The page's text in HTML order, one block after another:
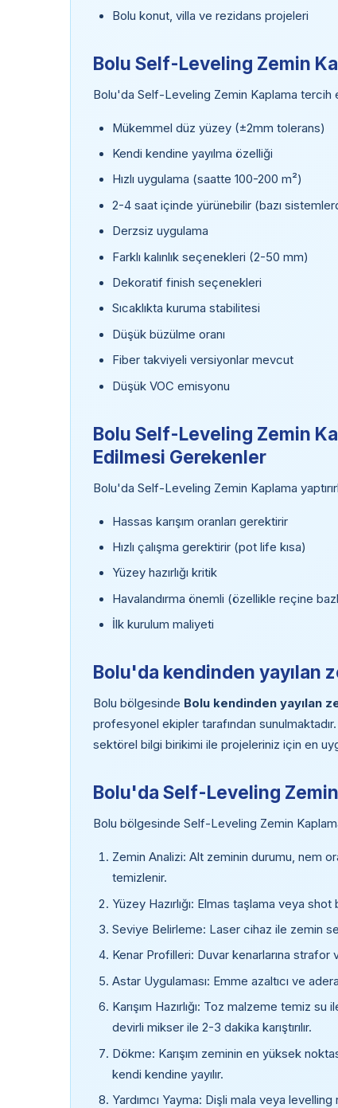
Bolu konut, villa ve rezidans projeleri
Bolu Self-Leveling Zemin
Bolu'da Self-Leveling Zemin Kaplama tercih
Mükemmel düz yüzey (±2mm tolerans)
Kendi kendine yayılma özelliği
Hızlı uygulama (saatte 100-200 m²)
2-4 saat içinde yürünebilir (bazı
Derzsiz uygulama
Farklı kalınlık seçenekleri (2-50 mm)
Dekoratif finish seçenekleri
Sıcaklıkta kuruma stabilitesi
Düşük büzülme oranı
Fiber takviyeli versiyonlar mevcut
Düşük VOC emisyonu
Bolu Self-Leveling Zemin
Edilmesi Gerekenler
Bolu'da Self-Leveling Zemin Kaplama
Hassas karışım oranları gerektirir
Hızlı çalışma gerektirir (pot life kısa)
Yüzey hazırlığı kritik
Havalandırma önemli (özellikle reçine
İlk kurulum maliyeti
Bolu'da kendinden yayılan
Bolu bölgesinde Bolu kendinden yayılan
profesyonel ekipler tarafından
sektörel bilgi birikimi ile projeleriniz için en
Bolu'da Self-Leveling
Bolu bölgesinde Self-Leveling Zemin
Zemin Analizi: Alt zeminin durumu, nem
temizlenir.
Yüzey Hazırlığı: Elmas taşlama veya
Seviye Belirleme: Laser cihaz ile zemin
Kenar Profilleri: Duvar kenarlarına
Astar Uygulaması: Emme azaltıcı ve
Karışım Hazırlığı: Toz malzeme temiz
devirli mikser ile 2-3 dakika karıştırılır.
Dökme: Karışım zeminin en yüksek
kendi kendine yayılır.
Yardımcı Yayma: Dişli mala veya levelling